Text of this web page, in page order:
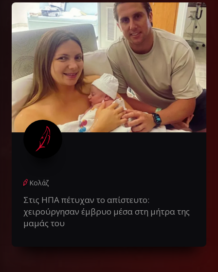
Κολάζ
Στις ΗΠΑ πέτυχαν το απίστευτο:
χειρούργησαν έμβρυο μέσα στη μήτρα της
μαμάς του